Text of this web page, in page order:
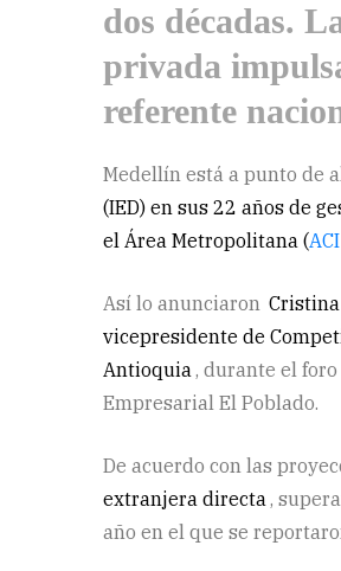
dos décadas.
privada
referente
Medellín está a punto de
(IED) en sus 22 años de
el Área Metropolitana (
Así lo anunciaron
vicepresidente de
Antioquia, durante el foro
Empresarial El Poblado.
De acuerdo con las
extranjera directa,
año en el que se